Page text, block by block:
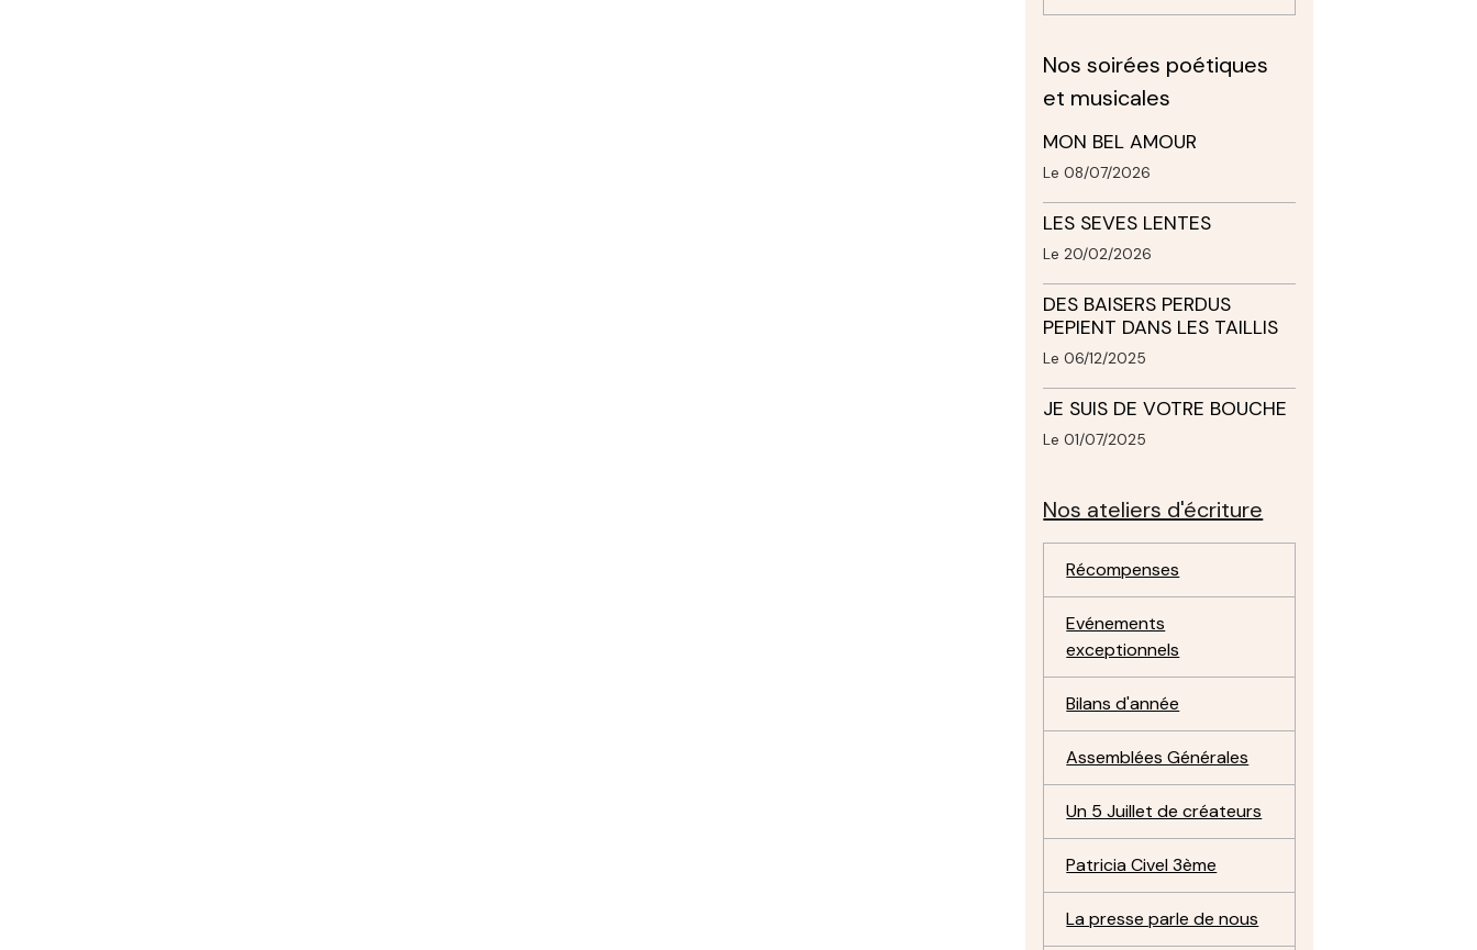
Nos soirées poétiques
et musicales
MON BEL AMOUR
Le 08/07/2026
LES SEVES LENTES
Le 20/02/2026
DES BAISERS PERDUS
PEPIENT DANS LES TAILLIS
Le 06/12/2025
JE SUIS DE VOTRE BOUCHE
Le 01/07/2025
Nos ateliers d'écriture
Récompenses
Evénements
exceptionnels
Bilans d'année
Assemblées Générales
Un 5 Juillet de créateurs
Patricia Civel 3ème
La presse parle de nous